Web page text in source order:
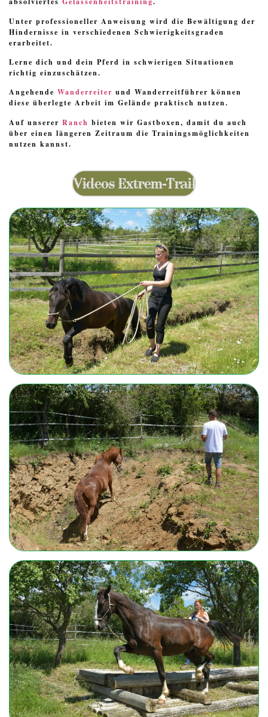
Unter professioneller Anweisung wird die Bewältigung der
Hindernisse in verschiedenen Schwierigkeitsgraden
erarbeitet.
Lerne dich und dein Pferd in schwierigen Situationen
richtig einzuschätzen.
Angehende Wanderreiter und Wanderreitführer können
diese überlegte Arbeit im Gelände praktisch nutzen.
Auf unserer Ranch bieten wir Gastboxen, damit du auch
über einen längeren Zeitraum die Trainingsmöglichkeiten
nutzen kannst.
Videos Extrem-Trail